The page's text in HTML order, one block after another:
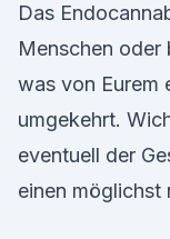
Das
Menschen oder
was von Eurem
umgekehrt.
eventuell der
einen möglichst